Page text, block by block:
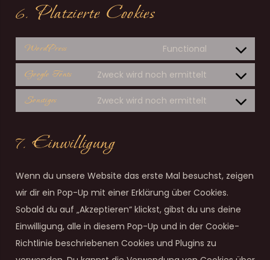
6. Platzierte Cookies
WordPress FunctionalConsent
to
service
wordpress
Google Fonts Zweck wird noch ermitteltConsent
to
service
Sonstiges Zweck wird noch ermitteltConsent
7. Einwilligung
Wenn du unsere Website das erste Mal besuchst, zeigen
wir dir ein Pop-Up mit einer Erklärung über Cookies.
Sobald du auf „Akzeptieren“ klickst, gibst du uns deine
Einwilligung, alle in diesem Pop-Up und in der Cookie-
Richtlinie beschriebenen Cookies und Plugins zu